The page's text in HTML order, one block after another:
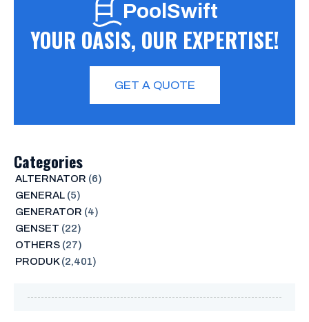
PoolSwift
YOUR OASIS, OUR EXPERTISE!
GET A QUOTE
Categories
ALTERNATOR (6)
GENERAL(5)
GENERATOR (4)
GENSET (22)
OTHERS(27)
PRODUK(2,401)